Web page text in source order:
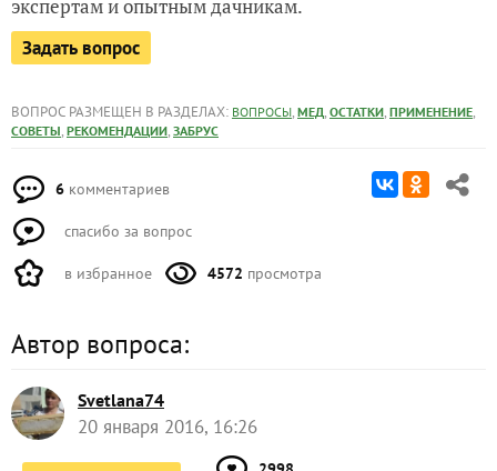
экспертам и опытным дачникам.
Задать вопрос
ВОПРОС РАЗМЕЩЕН В РАЗДЕЛАХ: ВОПРОСЫ, МЕД, ОСТАТКИ, ПРИМЕНЕНИЕ,
СОВЕТЫ, РЕКОМЕНДАЦИИ, ЗАБРУС
6 комментариев
спасибо за вопрос
в избранное 4572 просмотра
Автор вопроса:
Svetlana74
20 января 2016, 16:26